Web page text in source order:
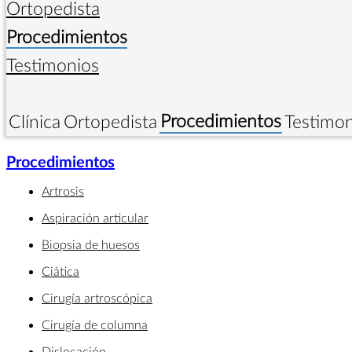
Ortopedista
Procedimientos
Testimonios
Clínica Ortopedista Procedimientos
Procedimientos
Artrosis
Aspiración articular
Biopsia de huesos
Ciática
Cirugía artroscópica
Cirugía de columna